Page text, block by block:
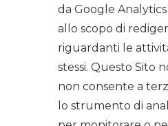
da Google
allo scopo di
riguardanti le
stessi. Questo Sito
non consente a
lo strumento di